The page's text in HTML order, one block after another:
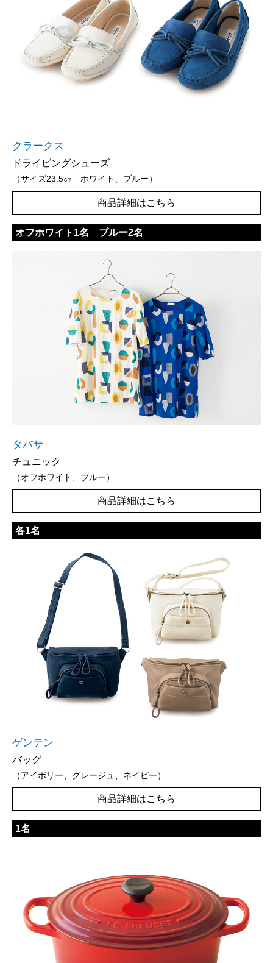
クラークス
ドライビングシューズ
（サイズ23.5㎝ ホワイト、ブルー）
商品詳細はこちら
オフホワイト1名 ブルー2名
タバサ
チュニック
（オフホワイト、ブルー）
商品詳細はこちら
各1名
ゲンテン
バッグ
（アイボリー、グレージュ、ネイビー）
商品詳細はこちら
1名